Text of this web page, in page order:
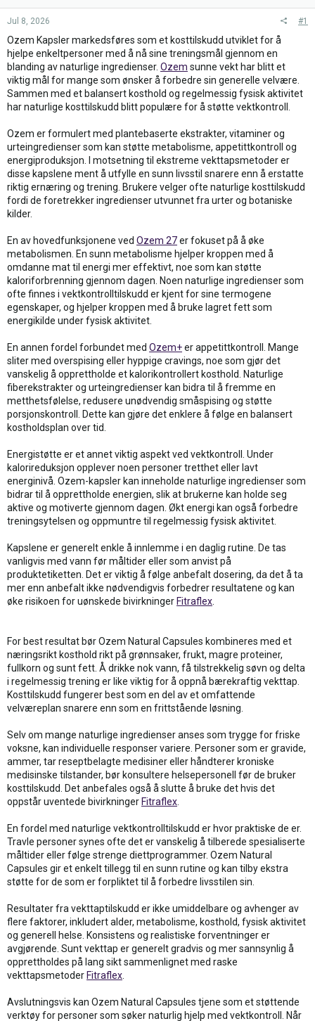
Jul 8, 2026 #1
Ozem Kapsler markedsføres som et kosttilskudd utviklet for å
hjelpe enkeltpersoner med å nå sine treningsmål gjennom en
blanding av naturlige ingredienser. Ozem sunne vekt har blitt et
viktig mål for mange som ønsker å forbedre sin generelle velvære.
Sammen med et balansert kosthold og regelmessig fysisk aktivitet
har naturlige kosttilskudd blitt populære for å støtte vektkontroll.
Ozem er formulert med plantebaserte ekstrakter, vitaminer og
urteingredienser som kan støtte metabolisme, appetittkontroll og
energiproduksjon. I motsetning til ekstreme vekttapsmetoder er
disse kapslene ment å utfylle en sunn livsstil snarere enn å erstatte
riktig ernæring og trening. Brukere velger ofte naturlige kosttilskudd
fordi de foretrekker ingredienser utvunnet fra urter og botaniske
kilder.
En av hovedfunksjonene ved Ozem 27er fokuset på å øke
metabolismen. En sunn metabolisme hjelper kroppen med å
omdanne mat til energi mer effektivt, noe som kan støtte
kaloriforbrenning gjennom dagen. Noen naturlige ingredienser som
ofte finnes i vektkontrolltilskudd er kjent for sine termogene
egenskaper, og hjelper kroppen med å bruke lagret fett som
energikilde under fysisk aktivitet.
En annen fordel forbundet med Ozem+er appetittkontroll. Mange
sliter med overspising eller hyppige cravings, noe som gjør det
vanskelig å opprettholde et kalorikontrollert kosthold. Naturlige
fiberekstrakter og urteingredienser kan bidra til å fremme en
metthetsfølelse, redusere unødvendig småspising og støtte
porsjonskontroll. Dette kan gjøre det enklere å følge en balansert
kostholdsplan over tid.
Energistøtte er et annet viktig aspekt ved vektkontroll. Under
kalorireduksjon opplever noen personer tretthet eller lavt
energinivå. Ozem-kapsler kan inneholde naturlige ingredienser som
bidrar til å opprettholde energien, slik at brukerne kan holde seg
aktive og motiverte gjennom dagen. Økt energi kan også forbedre
treningsytelsen og oppmuntre til regelmessig fysisk aktivitet.
Kapslene er generelt enkle å innlemme i en daglig rutine. De tas
vanligvis med vann før måltider eller som anvist på
produktetiketten. Det er viktig å følge anbefalt dosering, da det å ta
mer enn anbefalt ikke nødvendigvis forbedrer resultatene og kan
øke risikoen for uønskede bivirkninger Fitraflex
For best resultat bør Ozem Natural Capsules kombineres med et
næringsrikt kosthold rikt på grønnsaker, frukt, magre proteiner,
fullkorn og sunt fett. Å drikke nok vann, få tilstrekkelig søvn og delta
i regelmessig trening er like viktig for å oppnå bærekraftig vekttap.
Kosttilskudd fungerer best som en del av et omfattende
velværeplan snarere enn som en frittstående løsning.
Selv om mange naturlige ingredienser anses som trygge for friske
voksne, kan individuelle responser variere. Personer som er gravide,
ammer, tar reseptbelagte medisiner eller håndterer kroniske
medisinske tilstander, bør konsultere helsepersonell før de bruker
kosttilskudd. Det anbefales også å slutte å bruke det hvis det
oppstår uventede bivirkninger Fitraflex
En fordel med naturlige vektkontrolltilskudd er hvor praktiske de er.
Travle personer synes ofte det er vanskelig å tilberede spesialiserte
måltider eller følge strenge diettprogrammer. Ozem Natural
Capsules gir et enkelt tillegg til en sunn rutine og kan tilby ekstra
støtte for de som er forpliktet til å forbedre livsstilen sin.
Resultater fra vekttaptilskudd er ikke umiddelbare og avhenger av
flere faktorer, inkludert alder, metabolisme, kosthold, fysisk aktivitet
og generell helse. Konsistens og realistiske forventninger er
avgjørende. Sunt vekttap er generelt gradvis og mer sannsynlig å
opprettholdes på lang sikt sammenlignet med raske
vekttapsmetoder Fitraflex
Avslutningsvis kan Ozem Natural Capsules tjene som et støttende
verktøy for personer som søker naturlig hjelp med vektkontroll. Når